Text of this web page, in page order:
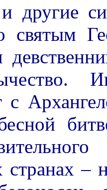
другие
святым
с
странах